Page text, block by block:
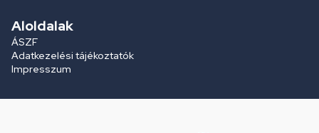
Aloldalak
ÁSZF
Adatkezelési tájékoztatók
Impresszum